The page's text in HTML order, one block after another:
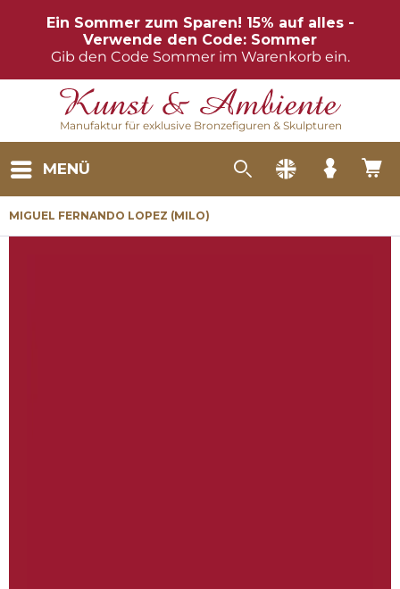
Ein Sommer zum Sparen! 15% auf alles -
Verwende den Code: Sommer
Gib den Code Sommer im Warenkorb ein.
Manufaktur für exklusive Bronzefiguren & Skulpturen
MENÜ
MIGUEL FERNANDO LOPEZ (MILO)